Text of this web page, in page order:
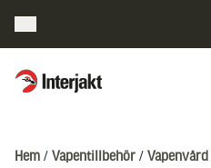
Interjakt SE
Hem / Vapentillbehör / Vapenvård